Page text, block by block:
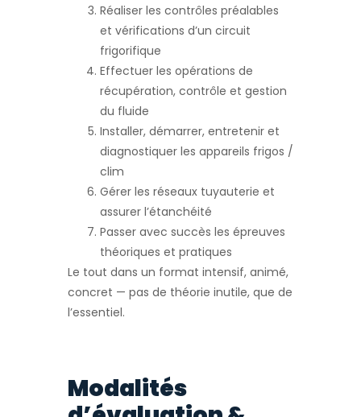
Réaliser les contrôles préalables
et vérifications d’un circuit
frigorifique
Effectuer les opérations de
récupération, contrôle et gestion
du fluide
Installer, démarrer, entretenir et
diagnostiquer les appareils frigos /
clim
Gérer les réseaux tuyauterie et
assurer l’étanchéité
Passer avec succès les épreuves
théoriques et pratiques
Le tout dans un format intensif, animé,
concret — pas de théorie inutile, que de
l’essentiel.
Modalités